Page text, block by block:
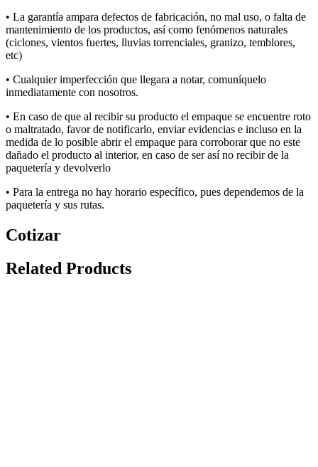
• La garantía ampara defectos de fabricación, no mal uso, o falta de
mantenimiento de los productos, así como fenómenos naturales
(ciclones, vientos fuertes, lluvias torrenciales, granizo, temblores,
etc)
• Cualquier imperfección que llegara a notar, comuníquelo
inmediatamente con nosotros.
• En caso de que al recibir su producto el empaque se encuentre roto
o maltratado, favor de notificarlo, enviar evidencias e incluso en la
medida de lo posible abrir el empaque para corroborar que no este
dañado el producto al interior, en caso de ser así no recibir de la
paquetería y devolverlo
• Para la entrega no hay horario específico, pues dependemos de la
paquetería y sus rutas.
Cotizar
Related Products